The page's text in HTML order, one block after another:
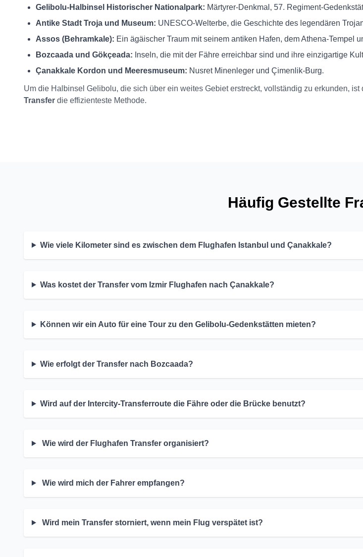
Gelibolu-Halbinsel Historischer Nationalpark: Märtyrer-Denkmal, 57. Regiment-
Antike Stadt Troja und Museum: UNESCO-Welterbe, die Geschichte des legendären
Assos (Behramkale): Ein ägäischer Traum mit seinem antiken Hafen, dem Athena-Tempel
Bozcaada und Gökçeada: Inseln, die mit der Fähre erreichbar sind und ihre einzigartige
Çanakkale Kordon und Meeresmuseum: Nusret Minenleger und Çimenlik-Burg.
Um die Halbinsel Gelibolu, die sich über ein weites Gebiet erstreckt, vollständig zu erkunden,
Transfer die effizienteste Methode.
Häufig Gestellte
Wie viele Kilometer sind es zwischen dem Flughafen Istanbul und Çanakkale?
Was kostet der Transfer vom Izmir Flughafen nach Çanakkale?
Können wir ein Auto für eine Tour zu den Gelibolu-Gedenkstätten mieten?
Wie erfolgt der Transfer nach Bozcaada?
Wird auf der Intercity-Transferroute die Fähre oder die Brücke benutzt?
Wie wird der Flughafen Transfer organisiert?
Wie wird mich der Fahrer empfangen?
Wird mein Transfer storniert, wenn mein Flug verspätet ist?